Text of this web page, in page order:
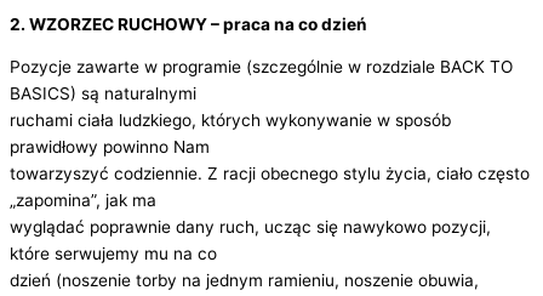
2. WZORZEC RUCHOWY – praca na co dzień
Pozycje zawarte w programie (szczególnie w rozdziale BACK TO
BASICS) są naturalnymi
ruchami ciała ludzkiego, których wykonywanie w sposób
prawidłowy powinno Nam
towarzyszyć codziennie. Z racji obecnego stylu życia, ciało często
„zapomina”, jak ma
wyglądać poprawnie dany ruch, ucząc się nawykowo pozycji,
które serwujemy mu na co
dzień (noszenie torby na jednym ramieniu, noszenie obuwia,